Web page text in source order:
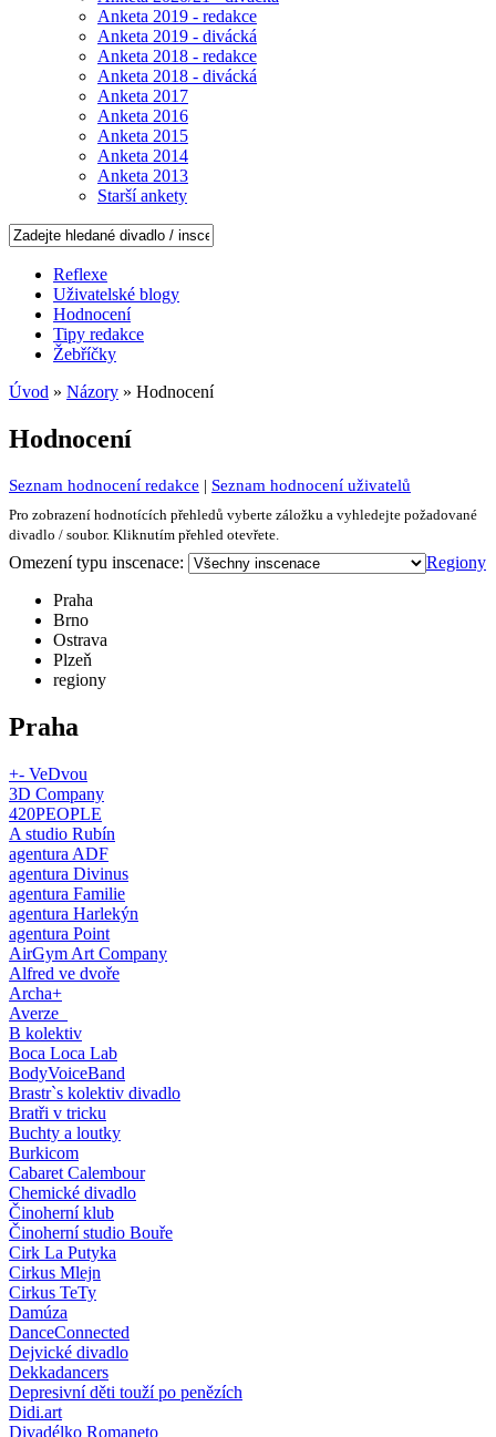
Anketa 2019 - redakce
Anketa 2019 - divácká
Anketa 2018 - redakce
Anketa 2018 - divácká
Anketa 2017
Anketa 2016
Anketa 2015
Anketa 2014
Anketa 2013
Starší ankety
Reflexe
Uživatelské blogy
Hodnocení
Tipy redakce
Žebříčky
Úvod » Názory » Hodnocení
Hodnocení
Seznam hodnocení redakce | Seznam hodnocení uživatelů
Pro zobrazení hodnotících přehledů vyberte záložku a vyhledejte požadované
divadlo / soubor. Kliknutím přehled otevřete.
Omezení typu inscenace:
Regiony
Praha
Brno
Ostrava
Plzeň
regiony
Praha
+- VeDvou
3D Company
420PEOPLE
A studio Rubín
agentura ADF
agentura Divinus
agentura Familie
agentura Harlekýn
agentura Point
AirGym Art Company
Alfred ve dvoře
Archa+
Averze_
B kolektiv
Boca Loca Lab
BodyVoiceBand
Brastr`s kolektiv divadlo
Bratři v tricku
Buchty a loutky
Burkicom
Cabaret Calembour
Chemické divadlo
Činoherní klub
Činoherní studio Bouře
Cirk La Putyka
Cirkus Mlejn
Cirkus TeTy
Damúza
DanceConnected
Dejvické divadlo
Dekkadancers
Depresivní děti touží po penězích
Didi.art
Divadélko Romaneto